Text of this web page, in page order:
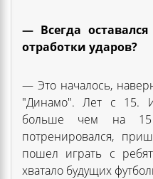
— Всегда
отработки ударов?
— Это началось,
"Динамо". Лет с 15.
больше чем на
потренировался,
пошел играть с
хватало будущих